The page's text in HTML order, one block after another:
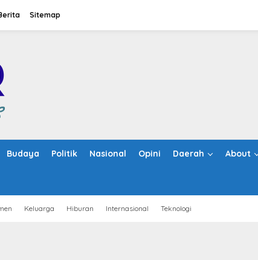
Sitemap
Budaya Politik Nasional Opini Daerah About
Keluarga Hiburan Internasional Teknologi